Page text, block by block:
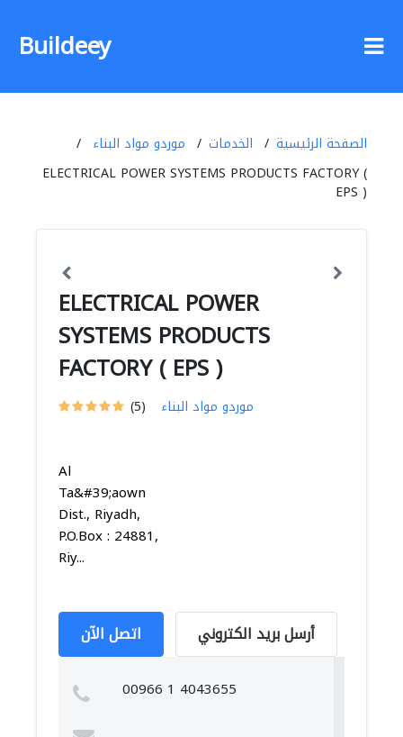
Buildeey
الصفحة الرئيسية الخدمات
موردو مواد البناء
ELECTRICAL POWER SYSTEMS PRODUCTS FACTORY (
EPS )
ELECTRICAL POWER
SYSTEMS PRODUCTS
FACTORY ( EPS )
(5) موردو مواد البناء
Al
Ta&#39;aown
Dist., Riyadh,
P.O.Box : 24881,
Riy...
اتصل الآن أرسل بريد الكتروني
00966 1 4043655